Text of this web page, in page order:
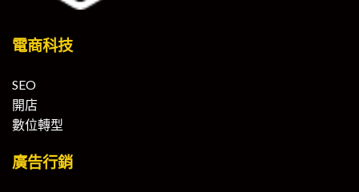
電商科技
SEO
開店
數位轉型
廣告行銷